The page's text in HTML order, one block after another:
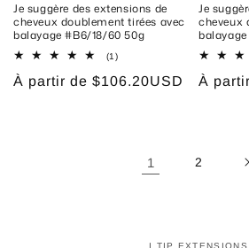
Je suggère des extensions de
cheveux doublement tirées avec
balayage #B6/18/60 50g
(1)1
des
Prix
À partir de $106.20USD
Je
cheveux
Prix
À
1 2
I TIP EXTENSIONS